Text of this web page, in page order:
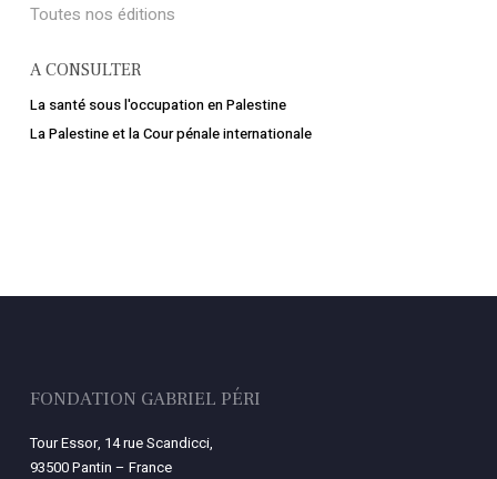
Toutes nos éditions
A CONSULTER
La santé sous l'occupation en Palestine
La Palestine et la Cour pénale internationale
FONDATION GABRIEL PÉRI
Tour Essor, 14 rue Scandicci,
93500 Pantin – France